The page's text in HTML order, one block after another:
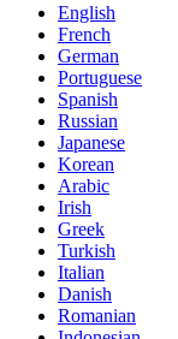
English
French
German
Portuguese
Spanish
Russian
Japanese
Korean
Arabic
Irish
Greek
Turkish
Italian
Danish
Romanian